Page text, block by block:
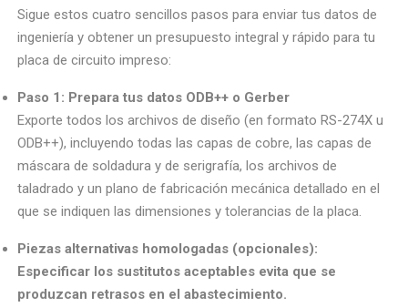
Sigue estos cuatro sencillos pasos para enviar tus datos de
ingeniería y obtener un presupuesto integral y rápido para tu
placa de circuito impreso:
Paso 1: Prepara tus datos ODB++ o Gerber
Exporte todos los archivos de diseño (en formato RS-274X u
ODB++), incluyendo todas las capas de cobre, las capas de
máscara de soldadura y de serigrafía, los archivos de
taladrado y un plano de fabricación mecánica detallado en el
que se indiquen las dimensiones y tolerancias de la placa.
Piezas alternativas homologadas (opcionales):
Especificar los sustitutos aceptables evita que se
produzcan retrasos en el abastecimiento.